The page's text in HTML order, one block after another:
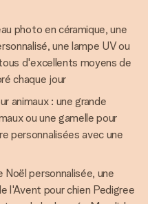
photo en céramique, une
une lampe UV ou
d'excellents moyens de
chaque jour
animaux : une grande
ou une gamelle pour
personnalisées avec une
personnalisée, une
l'Avent pour chien Pedigree